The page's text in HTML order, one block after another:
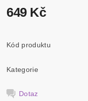
649 Kč
Kód produktu
Kategorie
Dotaz